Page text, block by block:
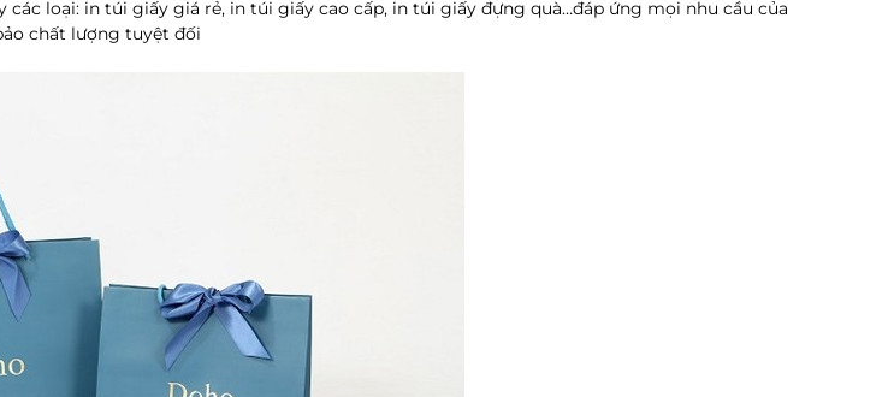
các loại: in túi giấy giá rẻ, in túi giấy cao cấp, in túi giấy đựng quà…đáp ứng mọi nhu cầu của
chất lượng tuyệt đối